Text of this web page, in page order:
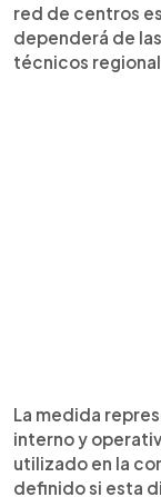
red de centros
dependerá de
técnicos
La medida
interno y
utilizado en la
definido si esta